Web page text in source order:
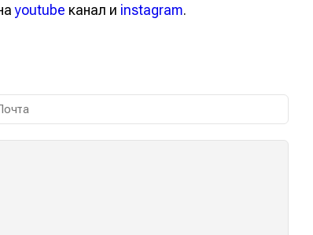
youtube канал и instagram.